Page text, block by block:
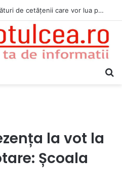
Jandarmii tulceni vor fi alături de cetățenii care vor lua parte la Festivalul Folk Țestos
la vot la
Școala